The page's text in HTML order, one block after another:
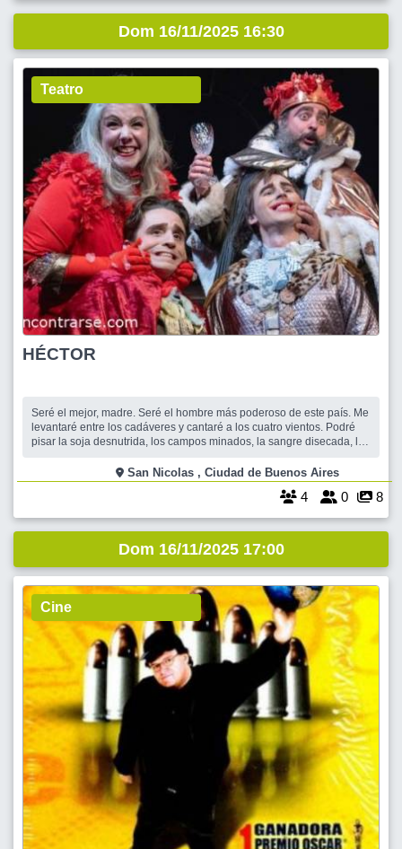
Dom 16/11/2025 16:30
Teatro
HÉCTOR
Seré el mejor, madre. Seré el hombre más poderoso de este país. Me
levantaré entre los cadáveres y cantaré a los cuatro vientos. Podré
pisar la soja desnutrida, los campos minados, la sangre disecada, las
Bienvenidos a una Argentina pulverizada y decadente donde
cualquier
San Nicolas , Ciudad de Buenos Aires
4 0 8
Dom 16/11/2025 17:00
Cine